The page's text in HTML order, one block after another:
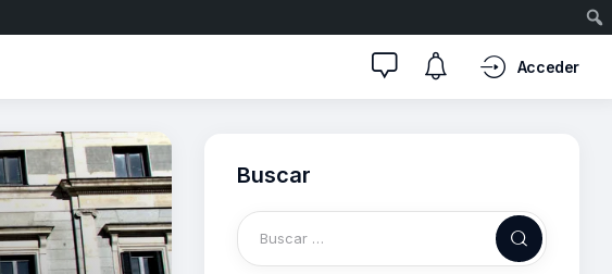
Acceder
Buscar